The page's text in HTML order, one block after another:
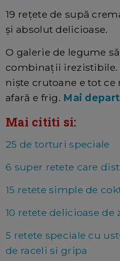
19 rețete de supă
și absolut delicioase.
O galerie de legume
combinații irezistibile.
niște crutoane e tot ce
afară e frig. Mai
Mai cititi si:
25 de torturi speciale
6 super retete care
15 retete simple de
10 retete delicioase de
5 retete speciale cu
de raceli si gripa